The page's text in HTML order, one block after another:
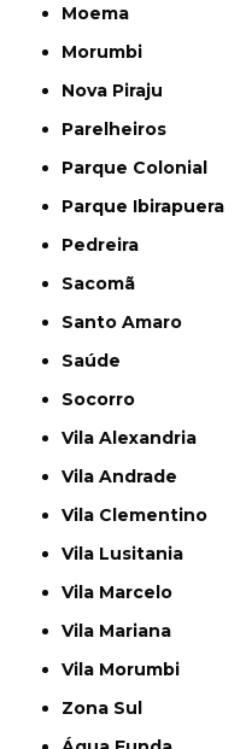
Moema
Morumbi
Nova Piraju
Parelheiros
Parque Colonial
Parque Ibirapuera
Pedreira
Sacomã
Santo Amaro
Saúde
Socorro
Vila Alexandria
Vila Andrade
Vila Clementino
Vila Lusitania
Vila Marcelo
Vila Mariana
Vila Morumbi
Zona Sul